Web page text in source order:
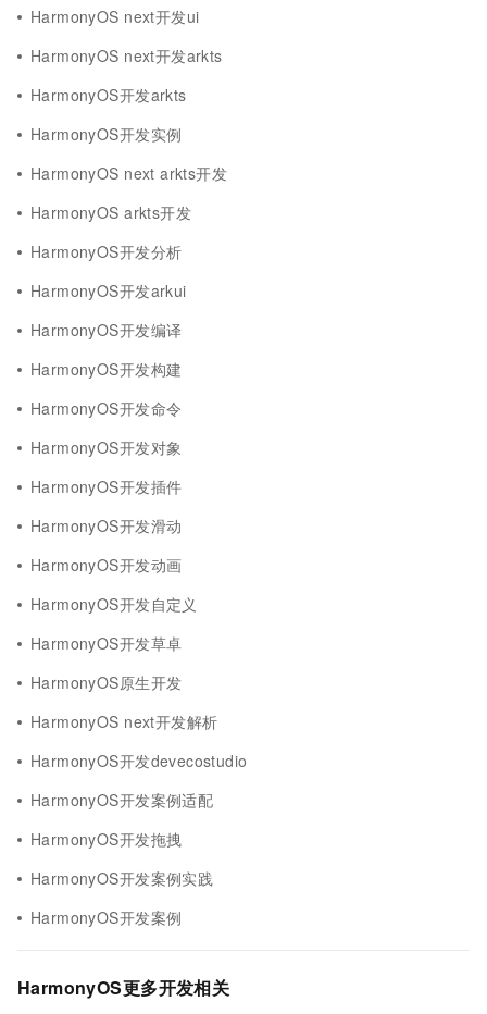
HarmonyOS next开发ui
HarmonyOS next开发arkts
HarmonyOS开发arkts
HarmonyOS开发实例
HarmonyOS next arkts开发
HarmonyOS arkts开发
HarmonyOS开发分析
HarmonyOS开发arkui
HarmonyOS开发编译
HarmonyOS开发构建
HarmonyOS开发命令
HarmonyOS开发对象
HarmonyOS开发插件
HarmonyOS开发滑动
HarmonyOS开发动画
HarmonyOS开发自定义
HarmonyOS开发草卓
HarmonyOS原生开发
HarmonyOS next开发解析
HarmonyOS开发devecostudio
HarmonyOS开发案例适配
HarmonyOS开发拖拽
HarmonyOS开发案例实践
HarmonyOS开发案例
HarmonyOS更多开发相关